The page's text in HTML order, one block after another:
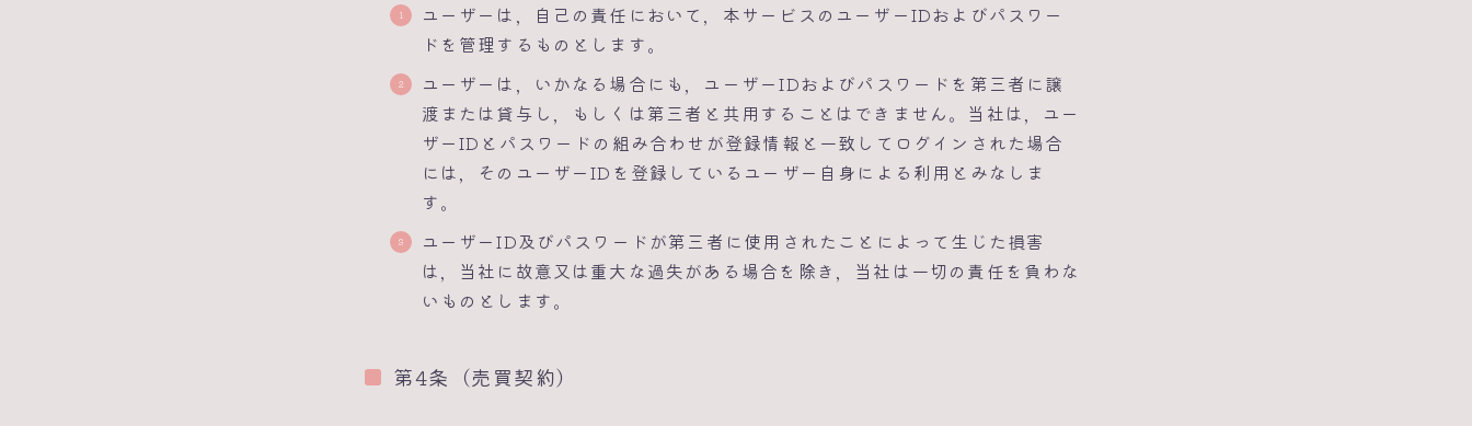
ユーザーは，自己の責任において，本サービスのユーザーIDおよびパスワー
ドを管理するものとします。
ユーザーは，いかなる場合にも，ユーザーIDおよびパスワードを第三者に譲
渡または貸与し，もしくは第三者と共用することはできません。当社は，ユー
ザーIDとパスワードの組み合わせが登録情報と一致してログインされた場合
には，そのユーザーIDを登録しているユーザー自身による利用とみなしま
す。
ユーザーID及びパスワードが第三者に使用されたことによって生じた損害
は，当社に故意又は重大な過失がある場合を除き，当社は一切の責任を負わな
いものとします。
第4条（売買契約）